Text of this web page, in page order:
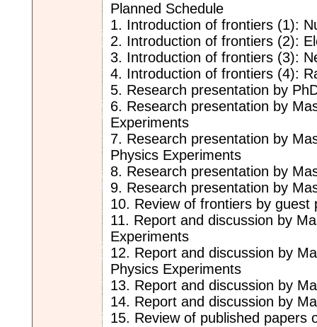
Planned Schedule
1. Introduction of frontiers (1):
2. Introduction of frontiers (2):
3. Introduction of frontiers (3):
4. Introduction of frontiers (4):
5. Research presentation by
6. Research presentation by
Experiments
7. Research presentation by
Physics Experiments
8. Research presentation by
9. Research presentation by
10. Review of frontiers by guest
11. Report and discussion by
Experiments
12. Report and discussion by
Physics Experiments
13. Report and discussion by
14. Report and discussion by
15. Review of published papers